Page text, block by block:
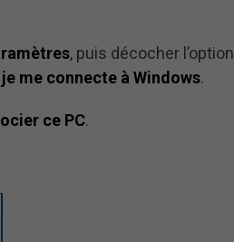
, puis décocher l’option
me connecte à Windows.
ce PC.